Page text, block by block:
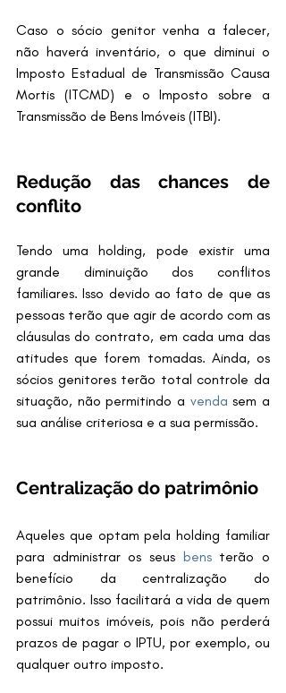
Caso o sócio genitor venha a falecer,
não haverá inventário, o que diminui o
Imposto Estadual de Transmissão Causa
Mortis (ITCMD) e o Imposto sobre a
Transmissão de Bens Imóveis (ITBI).
Redução das chances de
conflito
Tendo uma holding, pode existir uma
grande diminuição dos conflitos
familiares. Isso devido ao fato de que as
pessoas terão que agir de acordo com as
cláusulas do contrato, em cada uma das
atitudes que forem tomadas. Ainda, os
sócios genitores terão total controle da
situação, não permitindo a venda sem a
sua análise criteriosa e a sua permissão.
Centralização do patrimônio
Aqueles que optam pela holding familiar
para administrar os seus bens terão o
benefício da centralização do
patrimônio. Isso facilitará a vida de quem
possui muitos imóveis, pois não perderá
prazos de pagar o IPTU, por exemplo, ou
qualquer outro imposto.